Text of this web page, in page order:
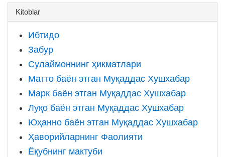
Kitoblar
Ибтидо
Забур
Сулаймоннинг ҳикматлари
Матто баён этган Муқаддас Хушхабар
Марк баён этган Муқаддас Хушхабар
Луқо баён этган Муқаддас Хушхабар
Юҳанно баён этган Муқаддас Хушхабар
Ҳаворийларнинг Фаолияти
Ёқубнинг мактуби